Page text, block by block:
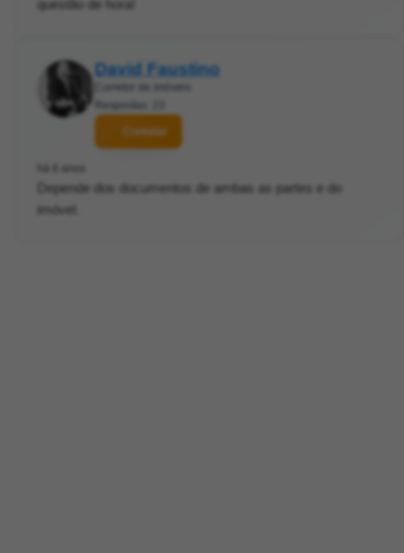
questão de hora!
David Faustino
Corretor de imóveis
Respostas: 23
Contatar
há 6 anos
Depende dos documentos de ambas as partes e do
imóvel.